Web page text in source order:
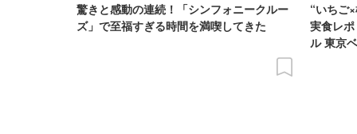
驚きと感動の連続！「シンフォニークルー
ズ」で至福すぎる時間を満喫してきた
“いちご
実食レ
ル 東京